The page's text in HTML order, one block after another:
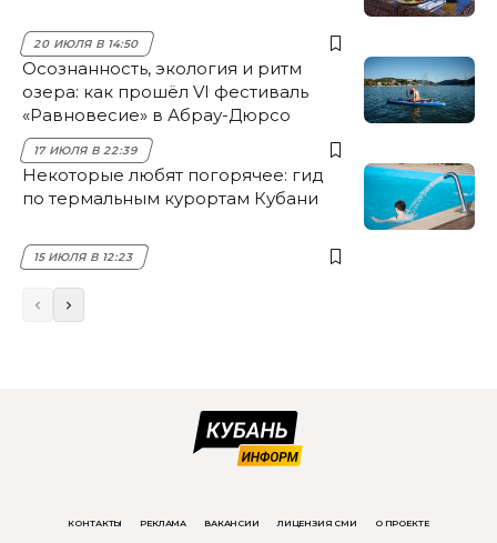
20 ИЮЛЯ В 14:50
Осознанность, экология и ритм
озера: как прошёл VI фестиваль
«Равновесие» в Абрау-Дюрсо
17 ИЮЛЯ В 22:39
Некоторые любят погорячее: гид
по термальным курортам Кубани
15 ИЮЛЯ В 12:23
КОНТАКТЫ РЕКЛАМА ВАКАНСИИ ЛИЦЕНЗИЯ СМИ О ПРОЕКТЕ